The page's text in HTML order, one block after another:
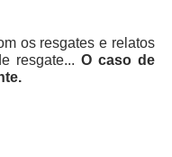
os resgates e relatos
resgate...O caso de